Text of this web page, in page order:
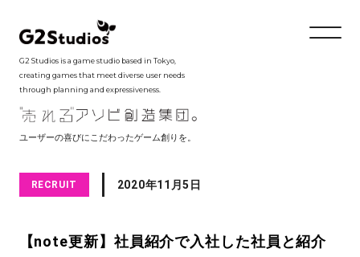
G2 Studios is a game studio based in Tokyo,
creating games that meet diverse user needs
through planning and expressiveness.
ユーザーの喜びにこだわったゲーム創りを。
RECRUIT 2020年11月5日
【note更新】社員紹介で入社した社員と紹介